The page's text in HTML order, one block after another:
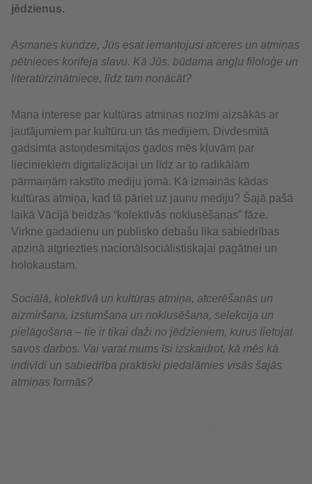
jēdzienus.
Asmanes kundze, Jūs esat iemantojusi atceres un atmiņas
pētnieces korifeja slavu. Kā Jūs, būdama angļu filoloģe un
literatūrzinātniece, līdz tam nonācāt?
Mana interese par kultūras atmiņas nozīmi aizsākās ar
jautājumiem par kultūru un tās medijiem. Divdesmitā
gadsimta astoņdesmitajos gados mēs kļuvām par
lieciniekiem digitalizācijai un līdz ar to radikālām
pārmaiņām rakstīto mediju jomā. Kā izmainās kādas
kultūras atmiņa, kad tā pāriet uz jaunu mediju? Šajā pašā
laikā Vācijā beidzās “kolektīvās noklusēšanas” fāze.
Virkne gadadienu un publisko debašu lika sabiedrības
apziņā atgriezties nacionālsociālistiskajai pagātnei un
holokaustam.
Sociālā, kolektīvā un kultūras atmiņa, atcerēšanās un
aizmiršana, izstumšana un noklusēšana, selekcija un
pielāgošana – tie ir tikai daži no jēdzieniem, kurus lietojat
savos darbos. Vai varat mums īsi izskaidrot, kā mēs kā
indivīdi un sabiedrība praktiski piedalāmies visās šajās
atmiņas formās?